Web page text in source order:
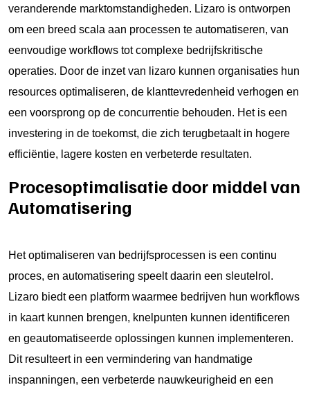
veranderende marktomstandigheden. Lizaro is ontworpen
om een breed scala aan processen te automatiseren, van
eenvoudige workflows tot complexe bedrijfskritische
operaties. Door de inzet van lizaro kunnen organisaties hun
resources optimaliseren, de klanttevredenheid verhogen en
een voorsprong op de concurrentie behouden. Het is een
investering in de toekomst, die zich terugbetaalt in hogere
efficiëntie, lagere kosten en verbeterde resultaten.
Procesoptimalisatie door middel van
Automatisering
Het optimaliseren van bedrijfsprocessen is een continu
proces, en automatisering speelt daarin een sleutelrol.
Lizaro biedt een platform waarmee bedrijven hun workflows
in kaart kunnen brengen, knelpunten kunnen identificeren
en geautomatiseerde oplossingen kunnen implementeren.
Dit resulteert in een vermindering van handmatige
inspanningen, een verbeterde nauwkeurigheid en een